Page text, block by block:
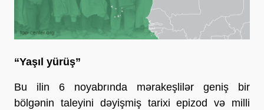
“Yaşıl yürüş”
Bu ilin 6 noyabrında mərakeşlilər geniş bir
bölgənin taleyini dəyişmiş tarixi epizod və milli